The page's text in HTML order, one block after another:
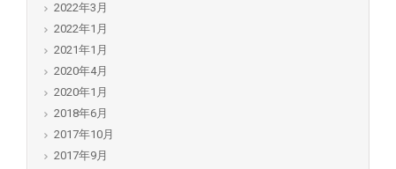
2022年3月
2022年1月
2021年1月
2020年4月
2020年1月
2018年6月
2017年10月
2017年9月